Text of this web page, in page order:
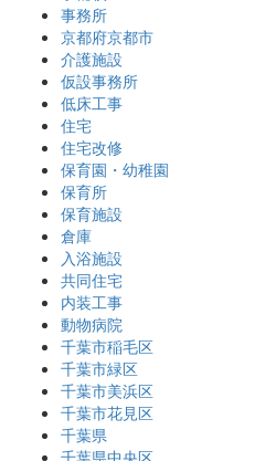
事務所
京都府京都市
介護施設
仮設事務所
低床工事
住宅
住宅改修
保育園・幼稚園
保育所
保育施設
倉庫
入浴施設
共同住宅
内装工事
動物病院
千葉市稲毛区
千葉市緑区
千葉市美浜区
千葉市花見区
千葉県
千葉県中央区